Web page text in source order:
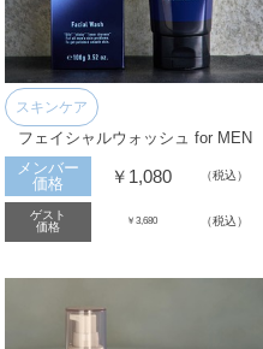
スキンケア
フェイシャルウォッシュ for MEN
メンバー
価格
￥1,080 （税込）
ゲスト
価格
￥3,680 （税込）